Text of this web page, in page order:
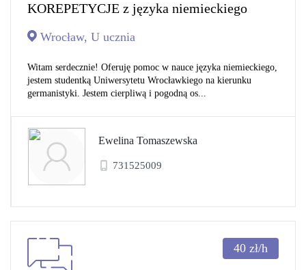
KOREPETYCJE z języka niemieckiego
Wrocław, U ucznia
Witam serdecznie! Oferuję pomoc w nauce języka niemieckiego,
jestem studentką Uniwersytetu Wrocławkiego na kierunku
germanistyki. Jestem cierpliwą i pogodną os...
Ewelina Tomaszewska
731525009
40 zł/h